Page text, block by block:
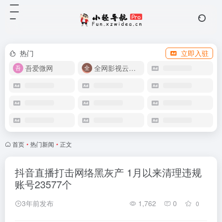
热门
立即入驻
吾爱微网
全网影视云盘资源
首页 • 热门新闻 • 正文
抖音直播打击网络黑灰产 1月以来清理违规
账号23577个
3年前发布 1,762 0 0